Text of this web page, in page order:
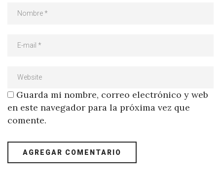
Guarda mi nombre, correo electrónico y web
en este navegador para la próxima vez que
comente.